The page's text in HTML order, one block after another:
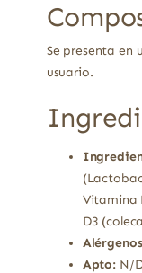
Se presenta en
usuario.
Vitamina
D3
Apto: N/